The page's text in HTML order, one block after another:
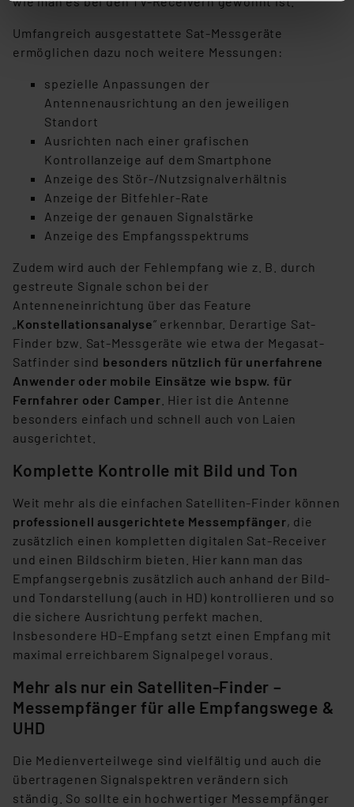
stimmen Sie sowohl dem Speichern und Abrufen von
Informationen auf Ihrem gerät (§25 Abs.1 TTDSG) sowie
der anschließenden Weiterverarbeitung für die
ausgewählten Verarbeitungszwecke (Art. 6 Abs.1a DSG-
VO) zu. Eine detaillierte Auflistung der einzelnen
Cookies nach Zweck und Anbieter ist durch Klick auf
den Button „Ablehnen oder Einstellungen“ abrufbar. Sie
können die Verwendung nicht notwendiger Cookies
ablehnen oder ihr ganz oder teilweise zustimmen. Ihre
erteilte Zustimmung können Sie jederzeit unter dem
Link „Cookie Einstellungen“ anpassen oder widerrufen.
Die Rechtmäßigkeit der Speicherung, Abrufung und
Weiterverarbeitung dieser Daten zur Auswertung und
Analyse bis zum Zeitpunkt des Widerrufs bleibt hiervon
unberührt. Ihre Browser-Einstellungen können dazu
führen, dass die Einstellungen nicht längerfristig
gespeichert werden und dieses Banner erneut
angezeigt wird.
„Einige Drittanbieter verarbeiten personenbezogene
Daten in den USA. Ihre Einwilligung zur Einbindung von
Cookies dieser Drittanbieter umfasst daher ggf. auch
die Verarbeitung Ihrer Daten in den USA gemäß Art. 49
(1) lit. a DSGVO. Nähere Infos zu diesen Drittanbietern
der Datenschutzerklärung. Für die USA besteht kein
Angemessenheitsbeschluss der EU. Dies bedeutet,
dass die USA als Land mit unzureichendem
Datenschutz nach EU-Standards eingestuft wird. So
besteht etwa das Risiko, dass US-Behörden
personenbezogene Daten in
Überwachungsprogrammen verarbeiten, ohne dass
hiergegen Klagemöglichkeiten für Europäer bestehen.
Unsere Kooperation mit diesen Dienstleistern stützt
Europäischen Kommission sowie einer eigenen
Beurteilung der mit der Datenübermittlung,
insbesondere der Art der übermittelten Daten,
verbundenen Risiken.“
Impressum Datenschutzerklärung
Umfangreich ausgestattete Sat-Messgeräte
ermöglichen dazu noch weitere Messungen:
spezielle Anpassungen der
Antennenausrichtung an den jeweiligen
Standort
Ausrichten nach einer grafischen
Kontrollanzeige auf dem Smartphone
Anzeige des Stör-/Nutzsignalverhältnis
Anzeige der Bitfehler-Rate
Anzeige der genauen Signalstärke
Anzeige des Empfangsspektrums
Zudem wird auch der Fehlempfang wie z. B. durch
gestreute Signale schon bei der
Antenneneinrichtung über das Feature
„Konstellationsanalyse” erkennbar. Derartige Sat-
Finder bzw. Sat-Messgeräte wie etwa der Megasat-
Satfinder sind besonders nützlich für unerfahrene
Anwender oder mobile Einsätze wie bspw. für
Fernfahrer oder Camper . Hier ist die Antenne
besonders einfach und schnell auch von Laien
ausgerichtet.
Komplette Kontrolle mit Bild und Ton
Weit mehr als die einfachen Satelliten-Finder können
professionell ausgerichtete Messempfänger, die
zusätzlich einen kompletten digitalen Sat-Receiver
und einen Bildschirm bieten. Hier kann man das
Empfangsergebnis zusätzlich auch anhand der Bild-
und Tondarstellung (auch in HD) kontrollieren und so
die sichere Ausrichtung perfekt machen.
Insbesondere HD-Empfang setzt einen Empfang mit
maximal erreichbarem Signalpegel voraus.
Mehr als nur ein Satelliten-Finder –
Messempfänger für alle Empfangswege &
UHD
Die Medienverteilwege sind vielfältig und auch die
übertragenen Signalspektren verändern sich
ständig. So sollte ein hochwertiger Messempfänger